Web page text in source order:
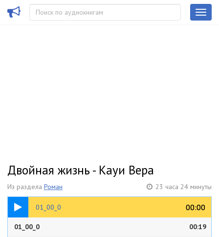
Двойная жизнь - Кауи Вера
Из раздела Роман 23 часа 24 минуты
01_00_0 00:00
00:00
00:19
01_00_0 00:19